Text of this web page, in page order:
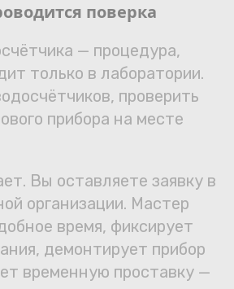
поверка
— процедура,
только в лаборатории.
проверить
прибора на месте
Вы оставляете заявку в
организации. Мастер
время, фиксирует
демонтирует прибор
временную проставку —